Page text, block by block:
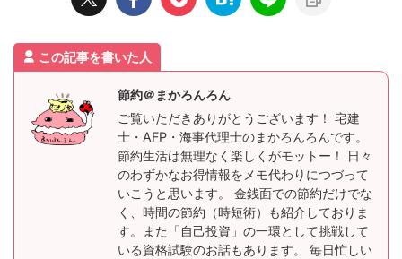
この記事を書いた人
節約＠まかろんろん
ご覧いただきありがとうございます！ 宅建
士・AFP・海事代理士のまかろんろんです。
節約生活は無理なく楽しくがモットー！ 日々
のわずかなお得情報をメモ代わりにつづって
いこうと思います。 金銭面での節約だけでな
く、時間の節約（時短術）も紹介しておりま
す。また「自己投資」の一環として挑戦して
いる資格試験のお話もあります。 毎日忙しい